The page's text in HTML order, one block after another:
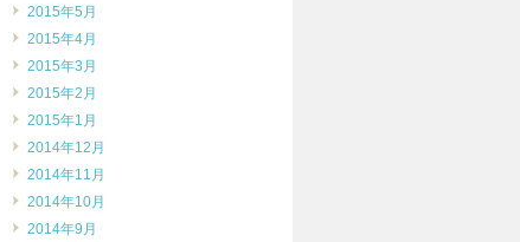
2015年5月
2015年4月
2015年3月
2015年2月
2015年1月
2014年12月
2014年11月
2014年10月
2014年9月